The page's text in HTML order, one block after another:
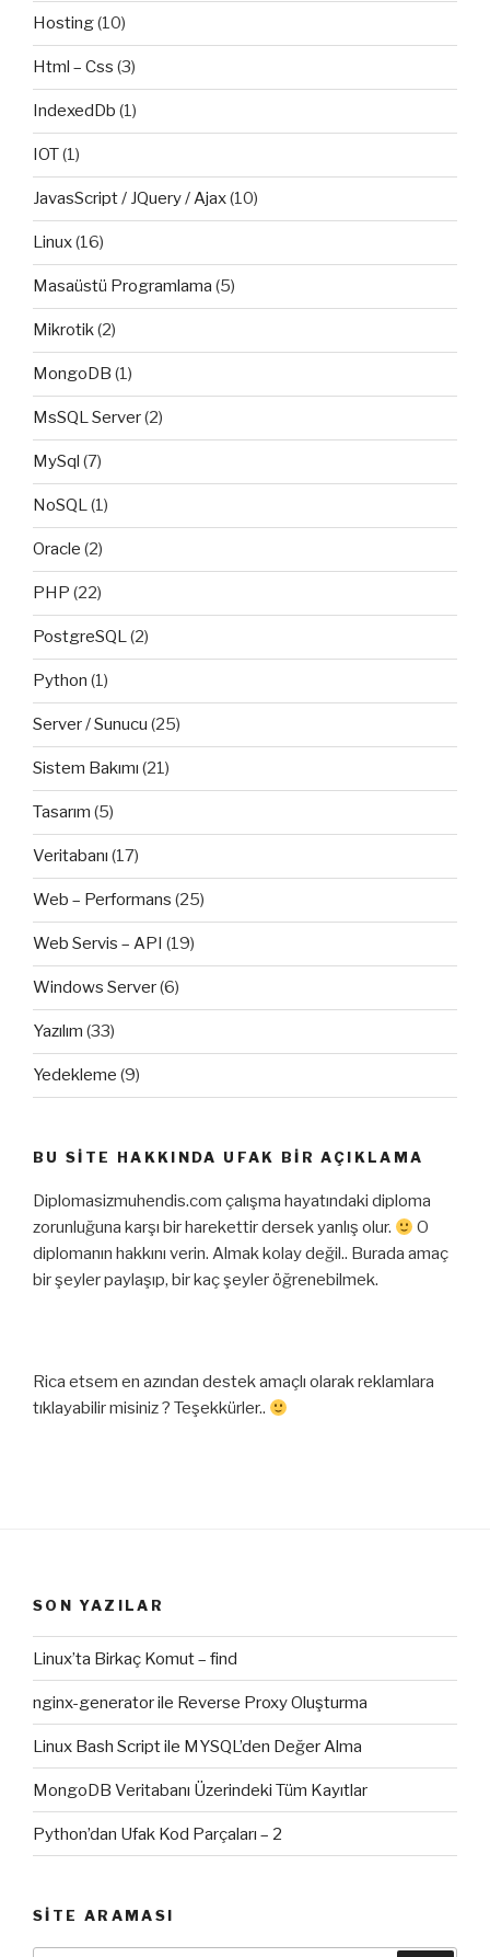
Hosting(10)
Html – Css (3)
IndexedDb (1)
IOT(1)
JavasScript / JQuery / Ajax(10)
Linux(16)
Masaüstü Programlama (5)
Mikrotik(2)
MongoDB (1)
MsSQL Server(2)
MySql (7)
NoSQL(1)
Oracle (2)
PHP (22)
PostgreSQL(2)
Python (1)
Server / Sunucu (25)
Sistem Bakımı (21)
Tasarım (5)
Veritabanı (17)
Web – Performans (25)
Web Servis – API (19)
Windows Server(6)
Yazılım (33)
Yedekleme (9)
BU SITE HAKKINDA UFAK BIR AÇIKLAMA
Diplomasizmuhendis.com çalışma hayatındaki diploma
zorunluğuna karşı bir harekettir dersek yanlış olur.
O
diplomanın hakkını verin. Almak kolay değil.. Burada amaç
bir şeyler paylaşıp, bir kaç şeyler öğrenebilmek.
Rica etsem en azından destek amaçlı olarak reklamlara
tıklayabilir misiniz ? Teşekkürler..
SON YAZILAR
Linux’ta Birkaç Komut – find
nginx-generator ile Reverse Proxy Oluşturma
Linux Bash Script ile MYSQL’den Değer Alma
MongoDB Veritabanı Üzerindeki Tüm Kayıtlar
Python’dan Ufak Kod Parçaları – 2
SITE ARAMASI